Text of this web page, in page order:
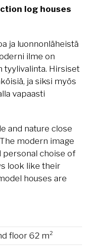
log houses
ja luonnonläheistä
ilme on
tyylivalinta. Hirsiset
ja siksi myös
vapaasti
and nature close
modern image
personal choise of
look like their
houses are
floor 62 m²